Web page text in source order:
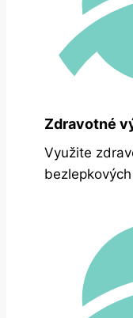
Zdravotné
Využite